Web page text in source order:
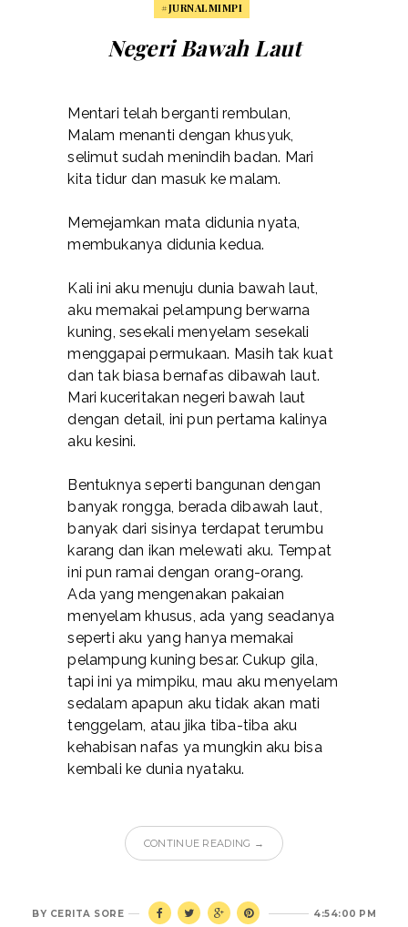
#JURNALMIMPI
Negeri Bawah Laut
Mentari telah berganti rembulan,
Malam menanti dengan khusyuk,
selimut sudah menindih badan. Mari
kita tidur dan masuk ke malam.
Memejamkan mata didunia nyata,
membukanya didunia kedua.
Kali ini aku menuju dunia bawah laut,
aku memakai pelampung berwarna
kuning, sesekali menyelam sesekali
menggapai permukaan. Masih tak kuat
dan tak biasa bernafas dibawah laut.
Mari kuceritakan negeri bawah laut
dengan detail, ini pun pertama kalinya
aku kesini.
Bentuknya seperti bangunan dengan
banyak rongga, berada dibawah laut,
banyak dari sisinya terdapat terumbu
karang dan ikan melewati aku. Tempat
ini pun ramai dengan orang-orang.
Ada yang mengenakan pakaian
menyelam khusus, ada yang seadanya
seperti aku yang hanya memakai
pelampung kuning besar. Cukup gila,
tapi ini ya mimpiku, mau aku menyelam
sedalam apapun aku tidak akan mati
tenggelam, atau jika tiba-tiba aku
kehabisan nafas ya mungkin aku bisa
kembali ke dunia nyataku.
CONTINUE READING →
4:54:00 PM
BY CERITA SORE